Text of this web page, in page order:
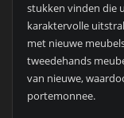
stukken vinden die
karaktervolle
met nieuwe
tweedehands
van nieuwe,
portemonnee.